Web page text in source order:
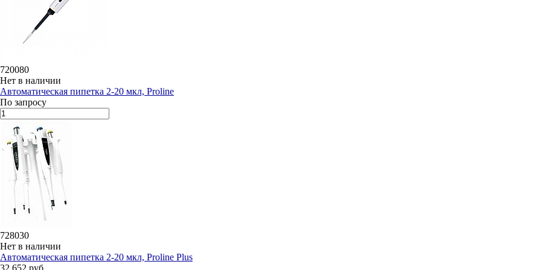
720080
Нет в наличии
Автоматическая пипетка 2-20 мкл, Proline
По запросу
728030
Нет в наличии
Автоматическая пипетка 2-20 мкл, Proline Plus
32 652 руб.